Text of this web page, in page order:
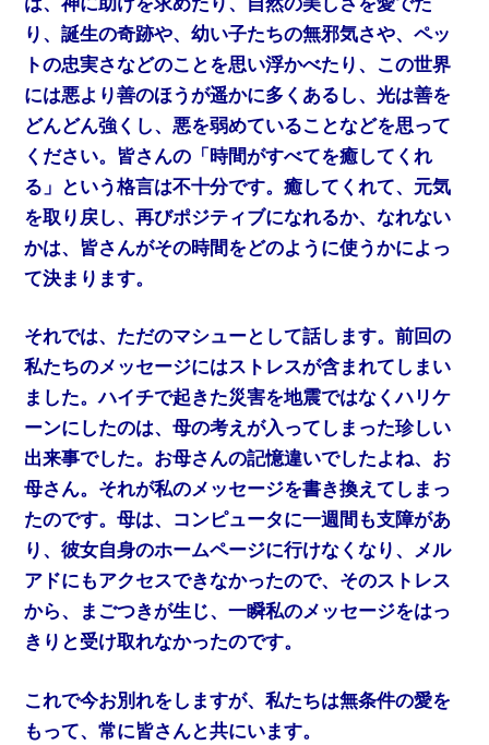
り、誕生の奇跡や、幼い子たちの無邪気さや、ペッ
トの忠実さなどのことを思い浮かべたり、この世界
には悪より善のほうが遥かに多くあるし、光は善を
どんどん強くし、悪を弱めていることなどを思って
ください。皆さんの「時間がすべてを癒してくれ
る」という格言は不十分です。癒してくれて、元気
を取り戻し、再びポジティブになれるか、なれない
かは、皆さんがその時間をどのように使うかによっ
て決まります。
それでは、ただのマシューとして話します。前回の
私たちのメッセージにはストレスが含まれてしまい
ました。ハイチで起きた災害を地震ではなくハリケ
ーンにしたのは、母の考えが入ってしまった珍しい
出来事でした。お母さんの記憶違いでしたよね、お
母さん。それが私のメッセージを書き換えてしまっ
たのです。母は、コンピュータに一週間も支障があ
り、彼女自身のホームページに行けなくなり、メル
アドにもアクセスできなかったので、そのストレス
から、まごつきが生じ、一瞬私のメッセージをはっ
きりと受け取れなかったのです。
これで今お別れをしますが、私たちは無条件の愛を
もって、常に皆さんと共にいます。